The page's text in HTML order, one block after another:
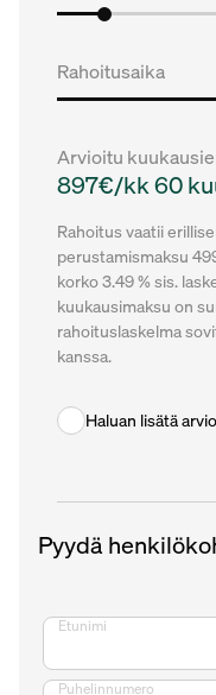
Rahoitusaika
Arvioitu
897€/kk 60
Rahoitus vaatii
perustamismaksu
korko 3.49 % sis.
kuukausimaksu on
rahoituslaskelma
kanssa.
Haluan lisätä
Pyydä
Etunimi
Puhelinnumero